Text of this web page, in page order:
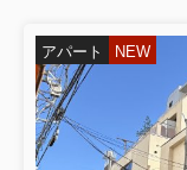
アパート NEW